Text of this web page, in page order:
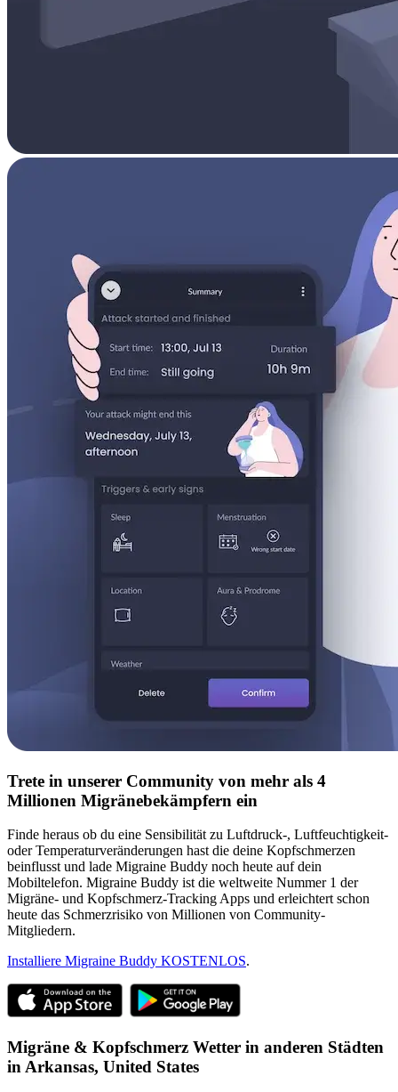
Trete in unserer Community von mehr als 4
Millionen Migränebekämpfern ein
Finde heraus ob du eine Sensibilität zu Luftdruck-, Luftfeuchtigkeit-
oder Temperaturveränderungen hast die deine Kopfschmerzen
beinflusst und lade Migraine Buddy noch heute auf dein
Mobiltelefon. Migraine Buddy ist die weltweite Nummer 1 der
Migräne- und Kopfschmerz-Tracking Apps und erleichtert schon
heute das Schmerzrisiko von Millionen von Community-
Mitgliedern.
Installiere Migraine Buddy KOSTENLOS.
Migräne & Kopfschmerz Wetter in anderen Städten
in Arkansas, United States